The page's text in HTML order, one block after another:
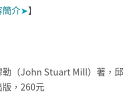
簡介➤】
勒（John Stuart Mill）著，邱
，260元